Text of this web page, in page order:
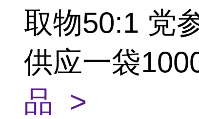
取物50:1 党
供应一袋
品 >